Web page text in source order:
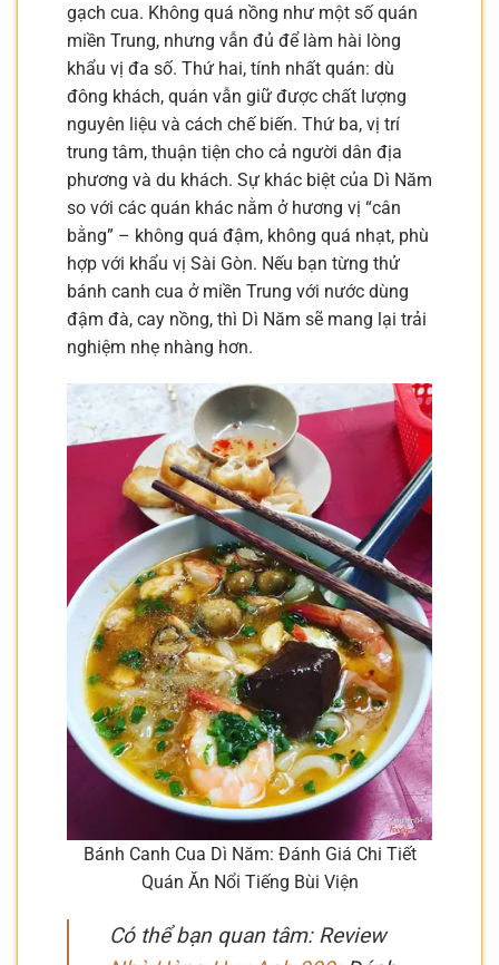
gạch cua. Không quá nồng như một số quán
miền Trung, nhưng vẫn đủ để làm hài lòng
khẩu vị đa số. Thứ hai, tính nhất quán: dù
đông khách, quán vẫn giữ được chất lượng
nguyên liệu và cách chế biến. Thứ ba, vị trí
trung tâm, thuận tiện cho cả người dân địa
phương và du khách. Sự khác biệt của Dì Năm
so với các quán khác nằm ở hương vị “cân
bằng” – không quá đậm, không quá nhạt, phù
hợp với khẩu vị Sài Gòn. Nếu bạn từng thử
bánh canh cua ở miền Trung với nước dùng
đậm đà, cay nồng, thì Dì Năm sẽ mang lại trải
nghiệm nhẹ nhàng hơn.
Bánh Canh Cua Dì Năm: Đánh Giá Chi Tiết
Quán Ăn Nổi Tiếng Bùi Viện
Có thể bạn quan tâm: Review